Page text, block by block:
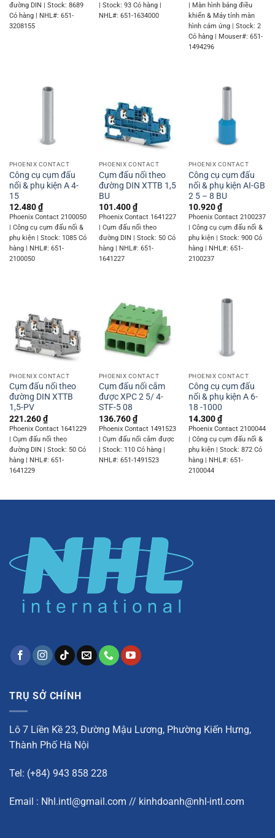
đường DIN | Stock: 8689
Có hàng | NHL#: 651-
3208155
| Stock: 93 Có hàng |
NHL#: 651-1634000
| Màn hình bảng điều
khiển & Máy tính màn
hình cảm ứng | Stock: 2
Có hàng | Mouser#: 651-
1494296
PHOENIX CONTACT
Công cụ cụm đấu
nối & phụ kiện A 4-
15
12.480₫
Phoenix Contact 2100050
| Công cụ cụm đấu nối &
phụ kiện | Stock: 1085 Có
hàng | NHL#: 651-
2100050
PHOENIX CONTACT
Cụm đấu nối theo
đường DIN XTTB 1,5
BU
101.400₫
Phoenix Contact 1641227
| Cụm đấu nối theo
đường DIN | Stock: 50 Có
hàng | NHL#: 651-
1641227
PHOENIX CONTACT
Công cụ cụm đấu
nối & phụ kiện AI-GB
2 5 – 8 BU
10.920₫
Phoenix Contact 2100237
| Công cụ cụm đấu nối &
phụ kiện | Stock: 900 Có
hàng | NHL#: 651-
2100237
PHOENIX CONTACT
Cụm đấu nối theo
đường DIN XTTB
1,5-PV
221.260₫
Phoenix Contact 1641229
| Cụm đấu nối theo
đường DIN | Stock: 50 Có
hàng | NHL#: 651-
1641229
PHOENIX CONTACT
Cụm đấu nối cắm
được XPC 2 5/ 4-
STF-5 08
136.760₫
Phoenix Contact 1491523
| Cụm đấu nối cắm được
| Stock: 110 Có hàng |
NHL#: 651-1491523
PHOENIX CONTACT
Công cụ cụm đấu
nối & phụ kiện A 6-
18 -1000
14.300₫
Phoenix Contact 2100044
| Công cụ cụm đấu nối &
phụ kiện | Stock: 872 Có
hàng | NHL#: 651-
2100044
TRỤ SỞ CHÍNH
Lô 7 Liền Kề 23, Đường Mậu Lương, Phường Kiến Hưng,
Thành Phố Hà Nội
Tel: (+84) 943 858 228
Email : Nhl.intl@gmail.com // kinhdoanh@nhl-intl.com